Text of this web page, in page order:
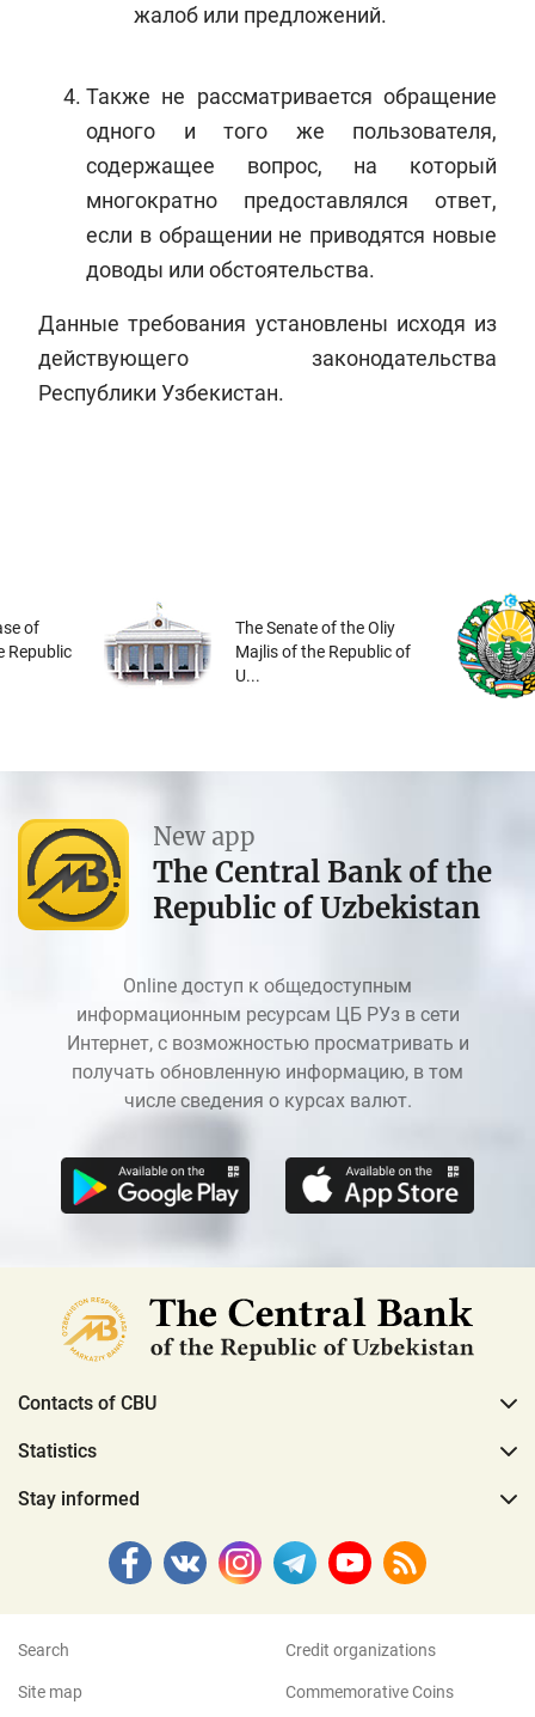
жалоб или предложений.
Также не рассматривается обращение
одного и того же пользователя,
содержащее вопрос, на который
многократно предоставлялся ответ,
если в обращении не приводятся новые
доводы или обстоятельства.
Данные требования установлены исходя из
действующего законодательства
Республики Узбекистан.
of
Republic
The Senate of the Oliy
Majlis of the Republic of
U...
New app
The Central Bank of the
Republic of Uzbekistan
Online доступ к общедоступным
информационным ресурсам ЦБ РУз в сети
Интернет, с возможностью просматривать и
получать обновленную информацию, в том
числе сведения о курсах валют.
Contacts of CBU
Statistics
Stay informed
Search
Site map
Credit organizations
Commemorative Coins